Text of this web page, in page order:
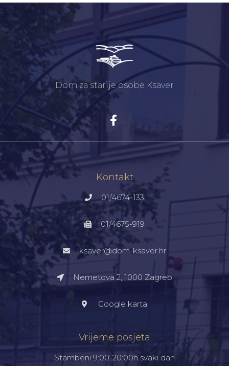
Dom za starije osobe Ksaver
Kontakt
01/4674-133
01/4675-919
ksaver@dom-ksaver.hr
Nemetova 2, 1000 Zagreb​
Google karta
Vrijeme posjeta
Stambeni 9:00-20:00h svaki dan